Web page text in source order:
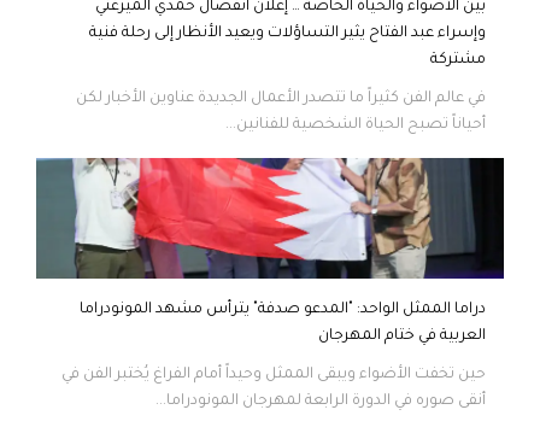
بين الأضواء والحياة الخاصة … إعلان انفصال حمدي الميرغني
وإسراء عبد الفتاح يثير التساؤلات ويعيد الأنظار إلى رحلة فنية
مشتركة
في عالم الفن كثيراً ما تتصدر الأعمال الجديدة عناوين الأخبار لكن
أحياناً تصبح الحياة الشخصية للفنانين...
دراما الممثل الواحد: "المدعو صدفة" يترأس مشهد المونودراما
العربية في ختام المهرجان
حين تخفت الأضواء ويبقى الممثل وحيداً أمام الفراغ يُختبر الفن في
أنقى صوره في الدورة الرابعة لمهرجان المونودراما...